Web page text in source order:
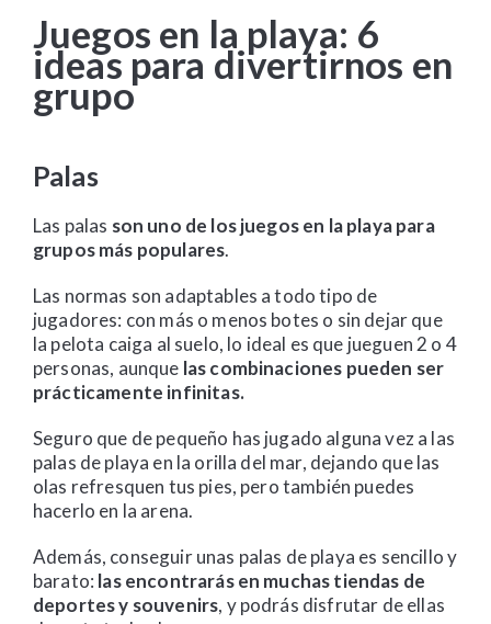
Juegos en la playa: 6
ideas para divertirnos en
grupo
Palas
Las palas son uno de los juegos en la playa para
grupos más populares.
Las normas son adaptables a todo tipo de
jugadores: con más o menos botes o sin dejar que
la pelota caiga al suelo, lo ideal es que jueguen 2 o 4
personas, aunque las combinaciones pueden ser
prácticamente infinitas.
Seguro que de pequeño has jugado alguna vez a las
palas de playa en la orilla del mar, dejando que las
olas refresquen tus pies, pero también puedes
hacerlo en la arena.
Además, conseguir unas palas de playa es sencillo y
barato: las encontrarás en muchas tiendas de
deportes y souvenirs, y podrás disfrutar de ellas